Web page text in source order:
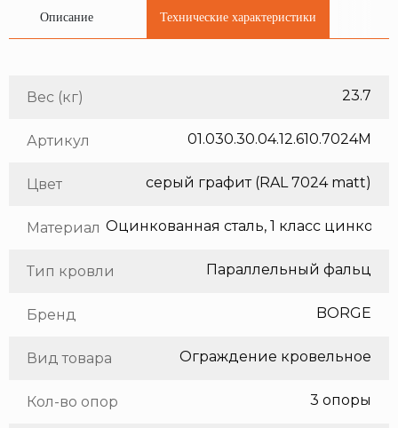
Описание Технические характеристики
Вес (кг) 23.7
Артикул 01.030.30.04.12.610.7024M
Цвет серый графит (RAL 7024 matt)
Материал
Тип кровли Параллельный фальц
Бренд BORGE
Вид товара Ограждение кровельное
Кол-во опор 3 опоры